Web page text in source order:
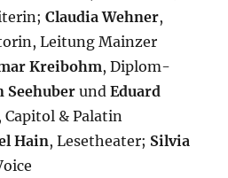
Claudia Wehner,
Leitung Mainzer
Kreibohm, Diplom-
Seehuber undEduard
Capitol & Palatin
Hain, Lesetheater; Silvia